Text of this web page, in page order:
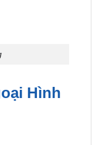
Hình